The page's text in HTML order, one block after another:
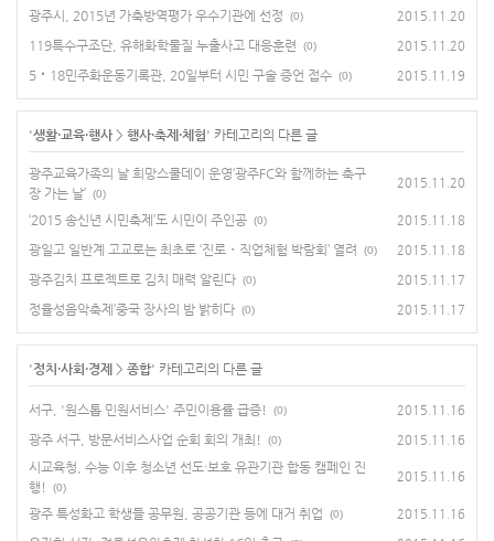
광주시, 2015년 가축방역평가 우수기관에 선정 (0) 2015.11.20
119특수구조단, 유해화학물질 누출사고 대응훈련 (0) 2015.11.20
5‧18민주화운동기록관, 20일부터 시민 구술 증언 접수 (0) 2015.11.19
'생활·교육·행사> 행사·축제·체험 ' 카테고리의 다른 글
광주교육가족의 날 희망스쿨데이 운영‘광주FC와 함께하는 축구
장 가는 날’ (0)
2015.11.20
‘2015 송신년 시민축제’도 시민이 주인공 (0) 2015.11.18
광일고 일반계 고교로는 최초로 ‘진로・직업체험 박람회’ 열려 (0) 2015.11.18
광주김치 프로젝트로 김치 매력 알린다 (0) 2015.11.17
정율성음악축제’중국 장사의 밤 밝히다 (0) 2015.11.17
'정치·사회·경제 > 종합' 카테고리의 다른 글
서구, '원스톱 민원서비스' 주민이용률 급증! (0) 2015.11.16
광주 서구, 방문서비스사업 순회 회의 개최! (0) 2015.11.16
시교육청, 수능 이후 청소년 선도·보호 유관기관 합동 캠페인 진
행!
(0)
2015.11.16
광주 특성화고 학생들 공무원, 공공기관 등에 대거 취업 (0) 2015.11.16